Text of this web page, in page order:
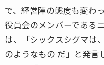
で、経営陣の態度も変わ
役員会のメンバーである
は、「シックスシグマは
のようなもの だ」と発言